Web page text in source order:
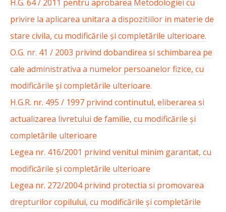
H.G. 64 / 2011 pentru aprobarea Metodologiei cu
privire la aplicarea unitara a dispozitiilor in materie de
stare civila, cu modificările și completările ulterioare.
O.G. nr. 41 / 2003 privind dobandirea si schimbarea pe
cale administrativa a numelor persoanelor fizice, cu
modificările și completările ulterioare.
H.G.R. nr. 495 / 1997 privind continutul, eliberarea si
actualizarea livretului de familie, cu modificările și
completările ulterioare
Legea nr. 416/2001 privind venitul minim garantat, cu
modificările și completările ulterioare
Legea nr. 272/2004 privind protectia si promovarea
drepturilor copilului, cu modificările și completările